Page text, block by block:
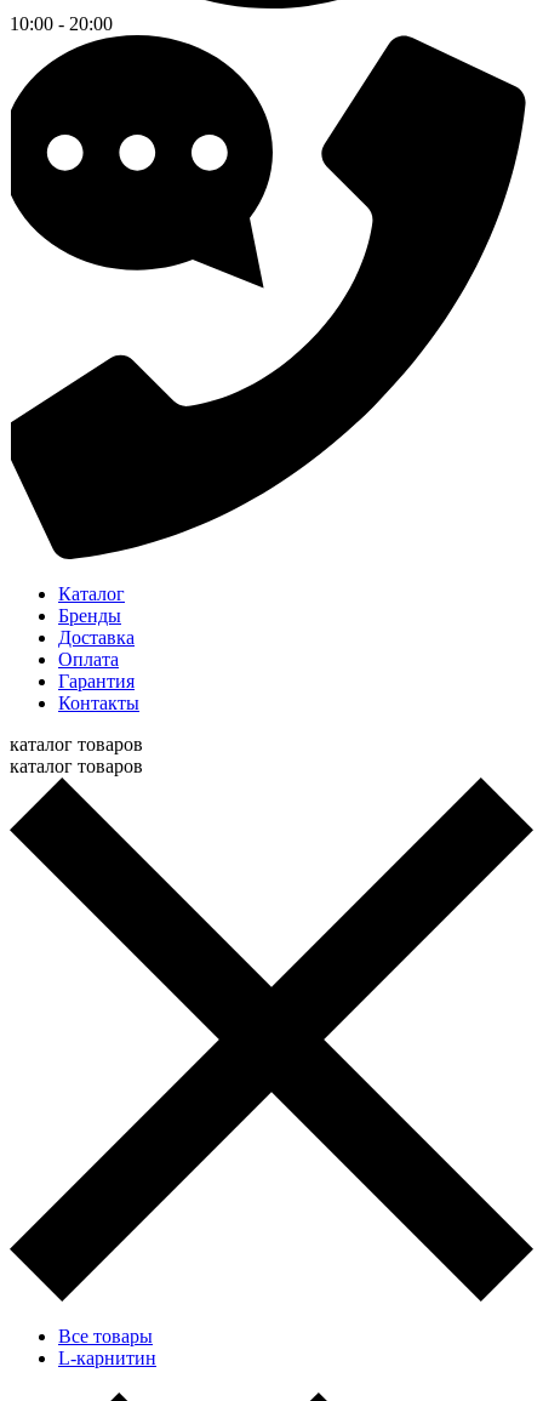
10:00 - 20:00
Каталог
Бренды
Доставка
Оплата
Гарантия
Контакты
каталог товаров
каталог товаров
Все товары
L-карнитин